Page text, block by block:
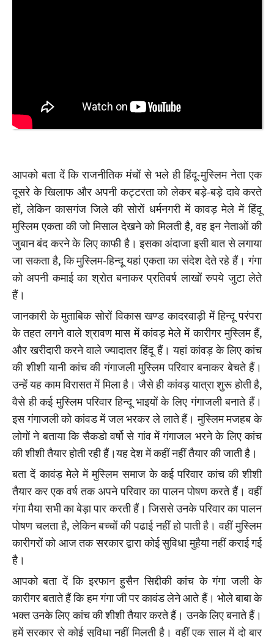
आपको बता दें कि राजनीतिक मंचों से भले ही हिंदू-मुस्लिम नेता एक
दूसरे के खिलाफ और अपनी कट्टरता को लेकर बड़े-बड़े दावे करते
हों, लेकिन कासगंज जिले की सोरों धर्मनगरी में कावड़ मेले में हिंदू
मुस्लिम एकता की जो मिसाल देखने को मिलती है, वह इन नेताओं की
जुबान बंद करने के लिए काफी है। इसका अंदाजा इसी बात से लगाया
जा सकता है, कि मुस्लिम-हिन्दू यहां एकता का संदेश देते रहे हैं। गंगा
को अपनी कमाई का श्रोत बनाकर प्रतिवर्ष लाखों रुपये जुटा लेते
हैं।
जानकारी के मुताबिक सोरों विकास खण्ड कादरवाड़ी में हिन्दू परंपरा
के तहत लगने वाले श्रावण मास में कांवड़ मेले में कारीगर मुस्लिम हैं,
और खरीदारी करने वाले ज्यादातर हिंदू हैं। यहां कांवड़ के लिए कांच
की शीशी यानी कांच की गंगाजली मुस्लिम परिवार बनाकर बेचते हैं।
उन्हें यह काम विरासत में मिला है। जैसे ही कांवड़ यात्रा शुरू होती है,
वैसे ही कई मुस्लिम परिवार हिन्दू भाइयों के लिए गंगाजली बनाते हैं।
इस गंगाजली को कांवड में जल भरकर ले लाते हैं। मुस्लिम मजहब के
लोगों ने बताया कि सैकडो वर्षो से गांव में गंगाजल भरने के लिए कांच
की शीशी तैयार होती रही हैं।यह देश में कहीं नहीं तैयार की जाती है।
बता दें कावंड़ मेले में मुस्लिम समाज के कई परिवार कांच की शीशी
तैयार कर एक वर्ष तक अपने परिवार का पालन पोषण करते हैं। वहीं
गंगा मैया सभी का बेड़ा पार करती हैं। जिससे उनके परिवार का पालन
पोषण चलता है, लेकिन बच्चों की पढाई नहीं हो पाती है। वहीं मुस्लिम
कारीगरों को आज तक सरकार द्वारा कोई सुविधा मुहैया नहीं कराई गई
है।
आपको बता दें कि इरफान हुसैन सिद्दीकी कांच के गंगा जली के
कारीगर बताते हैं कि हम गंगा जी पर कावंड लेने आते हैं। भोले बाबा के
भक्त उनके लिए कांच की शीशी तैयार करते हैं। उनके लिए बनाते हैं।
हमें सरकार से कोई सुविधा नहीं मिलती है। वहीं एक साल में दो बार